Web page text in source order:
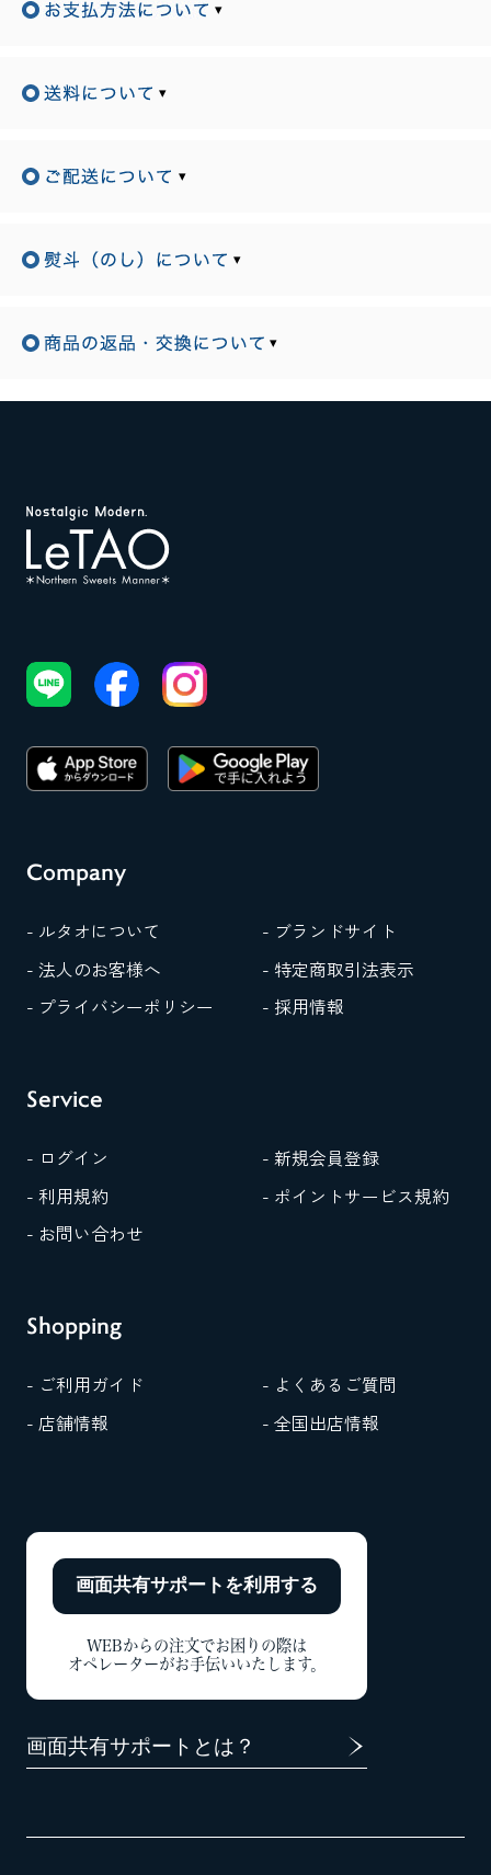
▾
▾
▾
▾
▾
Company
- ルタオについて
- ブランドサイト
- 法人のお客様へ
- 特定商取引法表示
- プライバシーポリシー
- 採用情報
Service
- ログイン
- 新規会員登録
- 利用規約
- ポイントサービス規約
- お問い合わせ
Shopping
- ご利用ガイド
- よくあるご質問
- 店舗情報
- 全国出店情報
画面共有サポートを利用する
WEBからの注文でお困りの際は
オペレーターがお手伝いいたします。
画面共有サポートとは？